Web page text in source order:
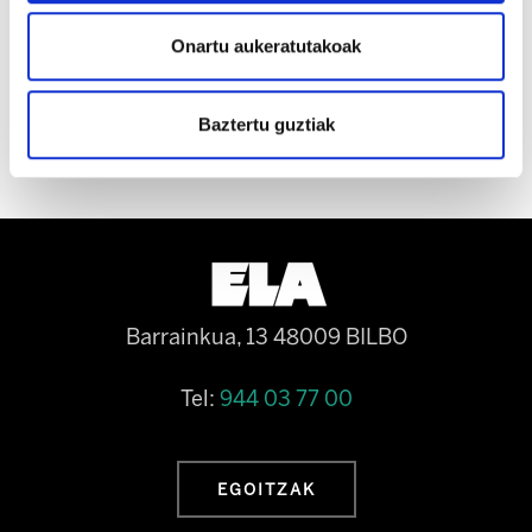
Onartu aukeratutakoak
Baztertu guztiak
dute balio izan langileen lanpostuak eta lan-
baldintza bermatzeko, akordiorik gabe bukatuz
prozesua.
Barrainkua, 13 48009 BILBO
Tel: 944 03 77 00
EGOITZAK